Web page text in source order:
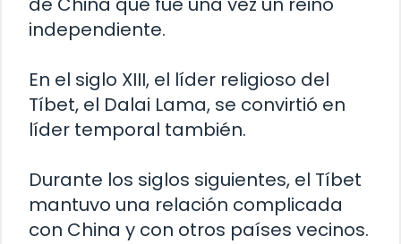
independiente.
En el siglo XIII, el líder religioso del
Tíbet, el Dalai Lama, se convirtió en
líder temporal también.
Durante los siglos siguientes, el Tíbet
mantuvo una relación complicada
con China y con otros países vecinos.